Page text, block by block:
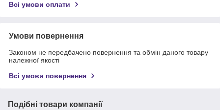
Всі умови оплати
Умови повернення
Законом не передбачено повернення та обмін даного товару
належної якості
Всі умови повернення
Подібні товари компанії